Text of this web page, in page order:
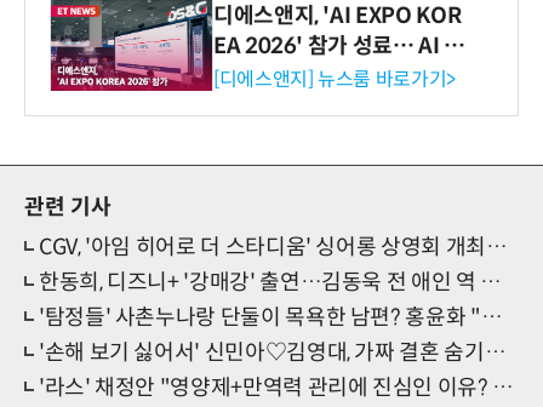
디에스앤지, 'AI EXPO KOR
EA 2026' 참가 성료… AI 전
생애주기 아우르는 통합 솔루
[디에스앤지] 뉴스룸 바로가기>
관련 기사
CGV, '아임 히어로 더 스타디움' 싱어롱 상영회 개최…'임영웅과 추석 극장노래방!'
한동희, 디즈니+ '강매강' 출연…김동욱 전 애인 역 예정
'탐정들' 사촌누나랑 단둘이 목욕한 남편? 홍윤화 "미친X 많아" 기겁
'손해 보기 싫어서' 신민아♡김영대, 가짜 결혼 숨기려 고군분투
'라스' 채정안 "영양제+만역력 관리에 진심인 이유? 건강염려증 때문"